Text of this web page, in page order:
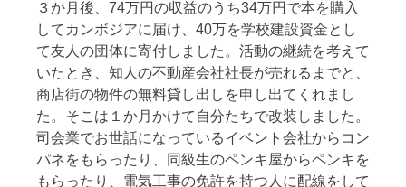
３か月後、74万円の収益のうち34万円で本を購入
してカンボジアに届け、40万を学校建設資金とし
て友人の団体に寄付しました。活動の継続を考えて
いたとき、知人の不動産会社社長が売れるまでと、
商店街の物件の無料貸し出しを申し出てくれまし
た。そこは１か月かけて自分たちで改装しました。
司会業でお世話になっているイベント会社からコン
パネをもらったり、同級生のペンキ屋からペンキを
もらったり、電気工事の免許を持つ人に配線をして